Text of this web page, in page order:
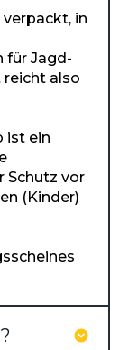
verpackt, in
für Jagd-
also
ist ein
Schutz vor
(Kinder)